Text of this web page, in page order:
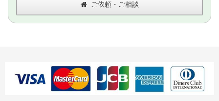
ご依頼・ご相談